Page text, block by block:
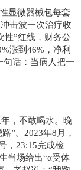
显微器械包每套
击波一次治疗收
性”红线，财务公
涨到46%，净利
话：当病人把一
，不敢喝水。晚
”。2023年8月，
，23:15完成检
当场给出“α受体